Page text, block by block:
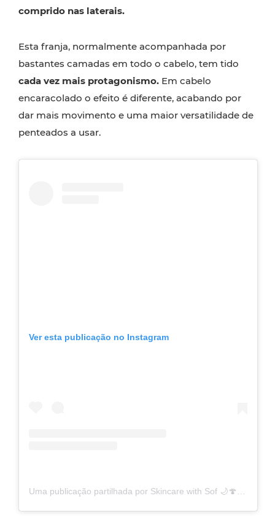
comprido nas laterais.
Esta franja, normalmente acompanhada por
bastantes camadas em todo o cabelo, tem tido
cada vez mais protagonismo. Em cabelo
encaracolado o efeito é diferente, acabando por
dar mais movimento e uma maior versatilidade de
penteados a usar.
Ver esta publicação no Instagram